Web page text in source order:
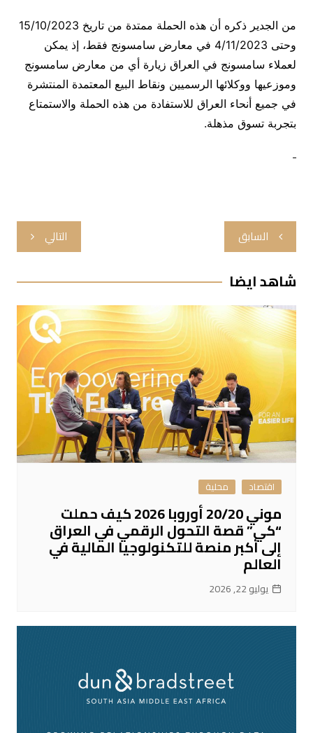
من الجدير ذكره أن هذه الحملة ممتدة من تاريخ 15/10/2023
وحتى 4/11/2023 في معارض سامسونج فقط، إذ يمكن
لعملاء سامسونج في العراق زيارة أي من معارض سامسونج
وموزعيها ووكلائها الرسميين ونقاط البيع المعتمدة المنتشرة
في جميع أنحاء العراق للاستفادة من هذه الحملة والاستمتاع
بتجربة تسوق مذهلة.
تصفّح
المقالات
السابق التالي
شاهد ايضا
اقتصاد محلية
موني 20/20 أوروبا 2026 كيف حملت
“كي” قصة التحول الرقمي في العراق
إلى أكبر منصة للتكنولوجيا المالية في
العالم
يوليو 22, 2026